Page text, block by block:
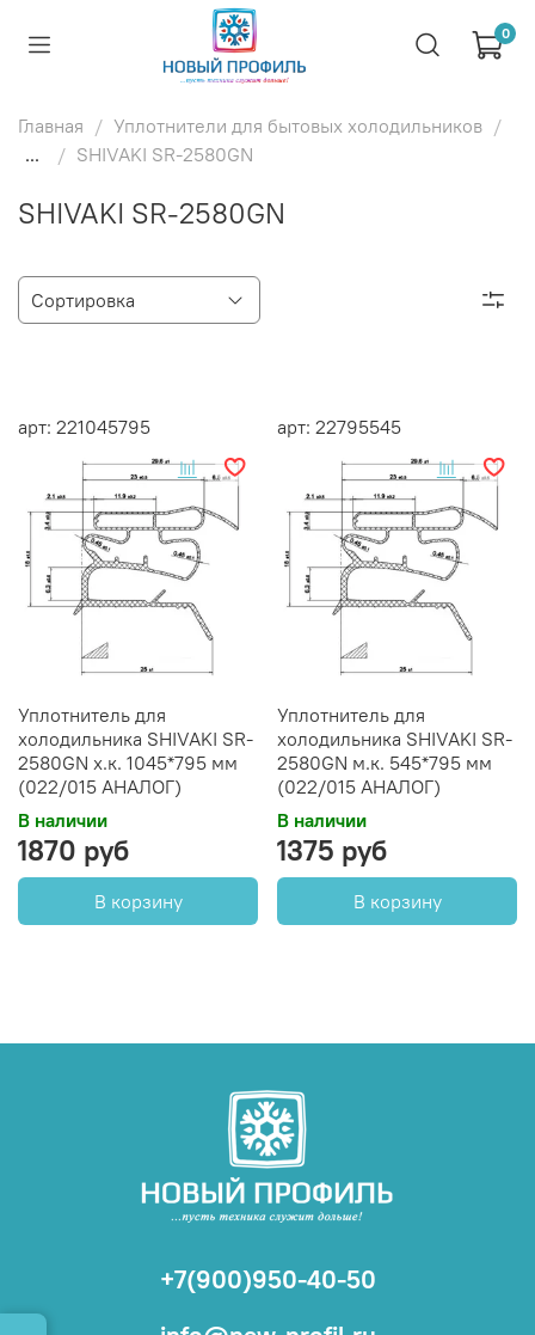
0
Главная
Уплотнители для бытовых холодильников
...
SHIVAKI SR-2580GN
SHIVAKI SR-2580GN
арт: 221045795
Уплотнитель для
холодильника SHIVAKI SR-
2580GN х.к. 1045*795 мм
(022/015 АНАЛОГ)
В наличии
1870 руб
В корзину
арт: 22795545
Уплотнитель для
холодильника SHIVAKI SR-
2580GN м.к. 545*795 мм
(022/015 АНАЛОГ)
В наличии
1375 руб
В корзину
+7(900)950-40-50